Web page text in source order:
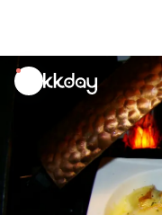
unread
notifications